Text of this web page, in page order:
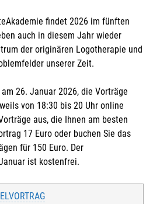
ich ein, dass die
angegebenen Konto
ich, dass ich
Konto die
wird.
findet 2026 im fünften
auch in diesem Jahr wieder
der originären Logotherapie und
unserer Zeit.
26. Januar 2026, die Vorträge
von 18:30 bis 20 Uhr online
aus, die Ihnen am besten
17 Euro oder buchen Sie das
für 150 Euro. Der
ist kostenfrei.